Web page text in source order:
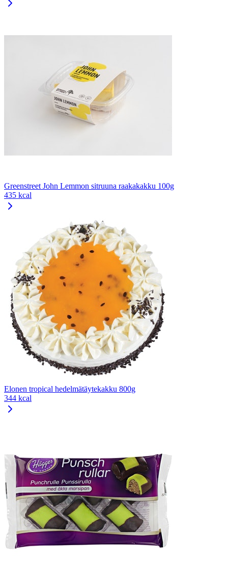
Greenstreet John Lemmon sitruuna raakakakku 100g
435 kcal
Elonen tropical hedelmätäytekakku 800g
344 kcal